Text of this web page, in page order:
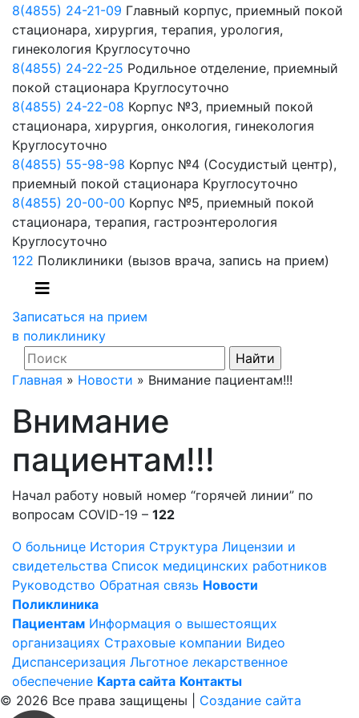
8(4855) 24-21-09 Главный корпус, приемный покой
стационара, хирургия, терапия, урология,
гинекология Круглосуточно
8(4855) 24-22-25 Родильное отделение, приемный
покой стационара Круглосуточно
8(4855) 24-22-08 Корпус №3, приемный покой
стационара, хирургия, онкология, гинекология
Круглосуточно
8(4855) 55-98-98 Корпус №4 (Сосудистый центр),
приемный покой стационара Круглосуточно
8(4855) 20-00-00 Корпус №5, приемный покой
стационара, терапия, гастроэнтерология
Круглосуточно
122 Поликлиники (вызов врача, запись на прием)
Записаться на прием
в поликлинику
Главная » Новости » Внимание пациентам!!!
Внимание
пациентам!!!
Начал работу новый номер “горячей линии” по
вопросам COVID-19 – 122
О больнице История Структура Лицензии и
свидетельства Список медицинских работников
Руководство Обратная связь Новости
Поликлиника
Пациентам Информация о вышестоящих
организациях Страховые компании Видео
Диспансеризация Льготное лекарственное
обеспечение Карта сайта Контакты
© 2026 Все права защищены | Создание сайта